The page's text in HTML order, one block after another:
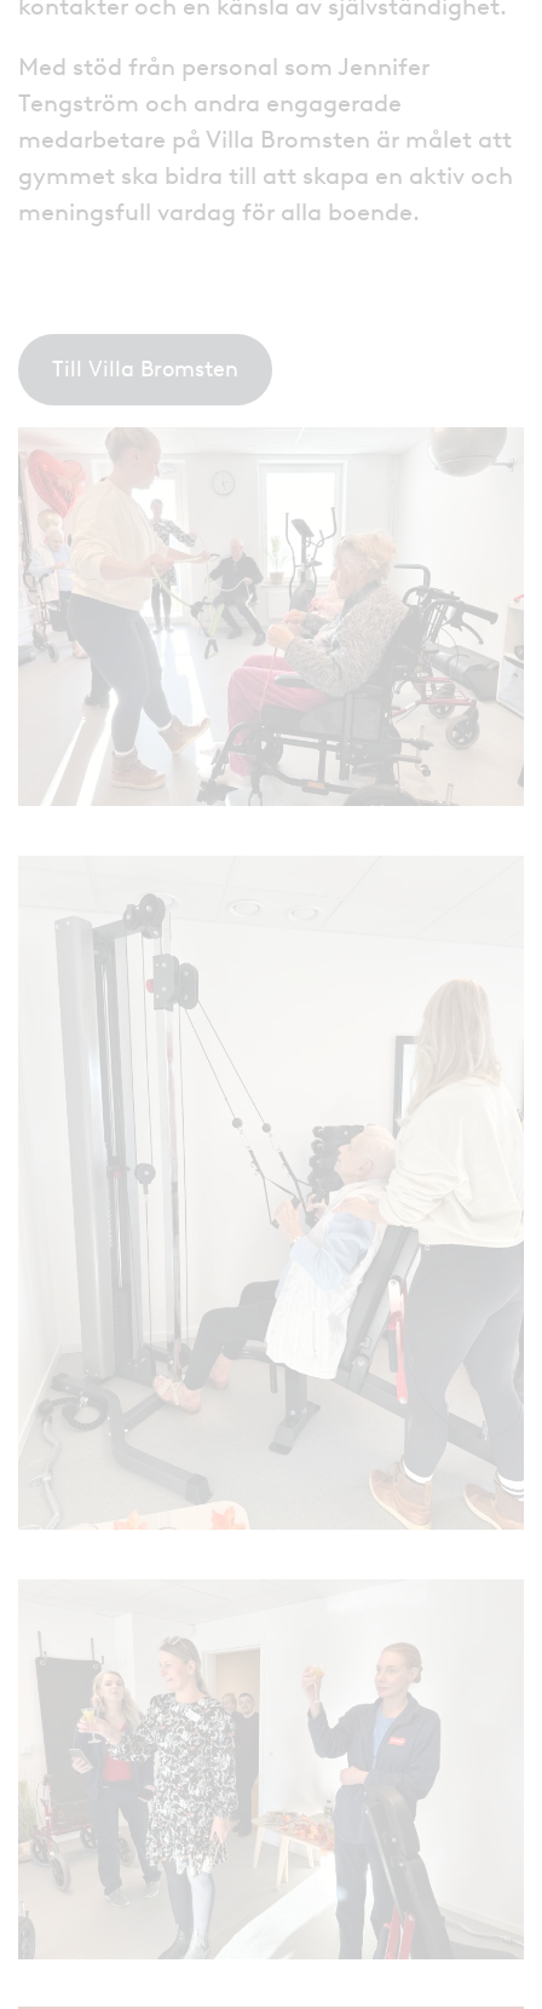
Med stöd från personal som Jennifer
Tengström och andra engagerade
medarbetare på Villa Bromsten är målet att
gymmet ska bidra till att skapa en aktiv och
meningsfull vardag för alla boende.
Till Villa Bromsten